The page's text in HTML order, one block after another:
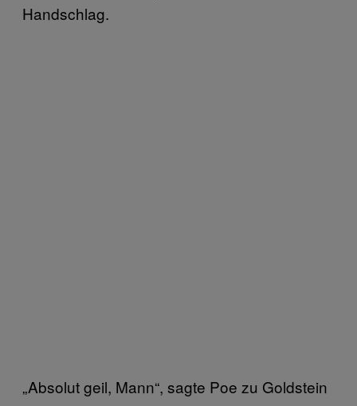
Handschlag.
„Absolut geil, Mann“, sagte Poe zu Goldstein